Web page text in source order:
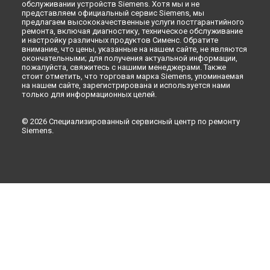
Ремонт стиральной машины WK 14D540 EU Siemens в
Новокузнецке
Ремонт стиральной машины WK 14D540 EU Siemens в
Рязани
Ремонт стиральной машины WK 14D540 EU Siemens в
Астрахани
Ремонт стиральной машины WK 14D540 EU Siemens в
Набережных Челнах
Липецке
обслуживании устройств Siemens. Хотя мы и не
представляем официальный сервис Siemens, мы
предлагаем высококачественные услуги постгарантийного
ремонта, включая диагностику, техническое обслуживание
и настройку различных продуктов Сименс. Обратите
внимание, что цены, указанные на нашем сайте, не являются
окончательными; для получения актуальной информации,
пожалуйста, свяжитесь с нашими менеджерами. Также
стоит отметить, что торговая марка Siemens, упоминаемая
на нашем сайте, зарегистрирована и используется нами
только для информационных целей.
© 2026 Специализированный сервисный центр по ремонту
Siemens.